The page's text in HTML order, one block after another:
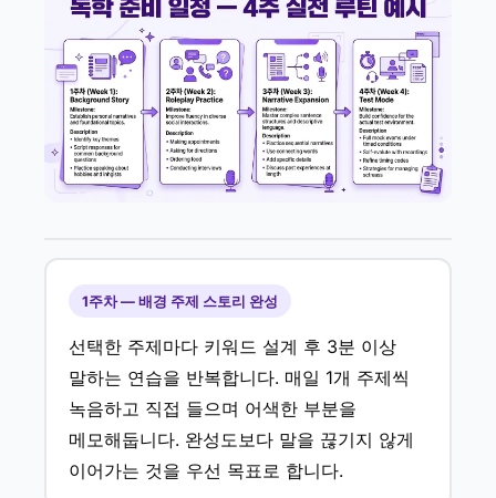
1주차 — 배경 주제 스토리 완성
선택한 주제마다 키워드 설계 후 3분 이상
말하는 연습을 반복합니다. 매일 1개 주제씩
녹음하고 직접 들으며 어색한 부분을
메모해둡니다. 완성도보다 말을 끊기지 않게
이어가는 것을 우선 목표로 합니다.